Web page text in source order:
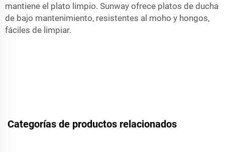
mantiene el plato limpio. Sunway ofrece platos de ducha
de bajo mantenimiento, resistentes al moho y hongos,
fáciles de limpiar.
Categorías de productos relacionados